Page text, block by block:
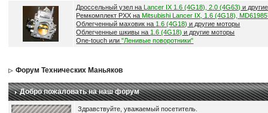
Дроссельный узел на Lancer IX 1.6 (4G18), 2.0 (4G63) и
Ремкомплект РХХ на Mitsubishi Lancer IX, 1.6 (4G18),
Облегченный маховик на 1.6 (4G18) и другие моторы
Облегченные шкивы на 1.6 (4G18) и другие моторы
One-touch или"Ленивые поворотники"
Форум Технических Маньяков
Добро пожаловать на наш форум
Здравствуйте, уважаемый посетитель.